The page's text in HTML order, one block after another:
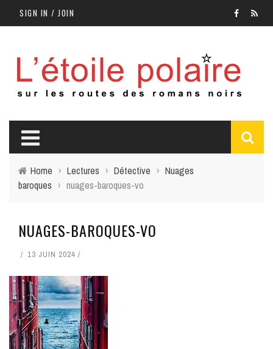
SIGN IN / JOIN
Home › Lectures › Détective › Nuages
baroques › nuages-baroques-vo
NUAGES-BAROQUES-VO
13 JUIN 2024